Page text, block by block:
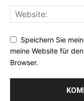
Speichern Sie
meine Website für
Browser.